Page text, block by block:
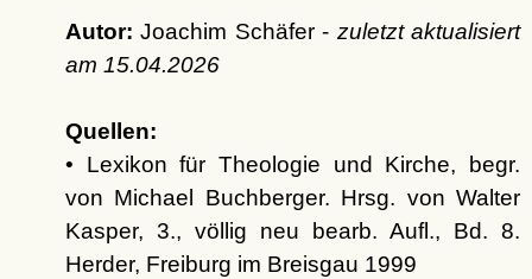
Autor: Joachim Schäfer - zuletzt aktualisiert
am 15.04.2026
Quellen:
• Lexikon für Theologie und Kirche, begr.
von Michael Buchberger. Hrsg. von Walter
Kasper, 3., völlig neu bearb. Aufl., Bd. 8.
Herder, Freiburg im Breisgau 1999